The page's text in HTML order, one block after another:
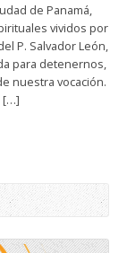
de Panamá,
vividos por
P. Salvador León,
para detenernos,
nuestra vocación.
[…]